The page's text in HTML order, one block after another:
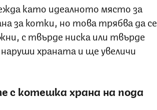
като идеалното място за
за котки, но това трябва да се
с твърде ниска или твърде
храната и ще увеличи
с котешка храна на пода